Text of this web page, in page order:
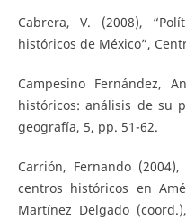
Cabrera, V. (2008),
históricos de México”,
Campesino Fernández,
históricos: análisis de su
geografía, 5, pp. 51-62.
Carrión, Fernando
centros históricos en
Martínez Delgado